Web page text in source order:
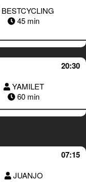
BESTCYCLING
45 min
20:30
YAMILET
60 min
07:15
JUANJO